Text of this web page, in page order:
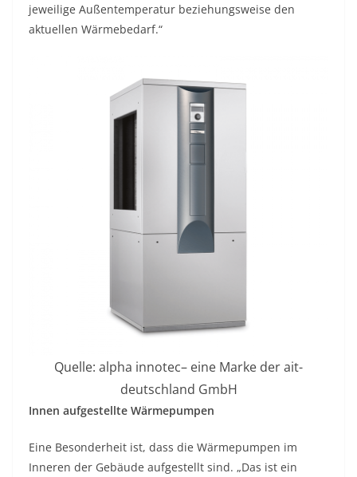
jeweilige Außentemperatur beziehungsweise den
aktuellen Wärmebedarf.“
Quelle: alpha innotec– eine Marke der ait-
deutschland GmbH
Innen aufgestellte Wärmepumpen
Eine Besonderheit ist, dass die Wärmepumpen im
Inneren der Gebäude aufgestellt sind. „Das ist ein